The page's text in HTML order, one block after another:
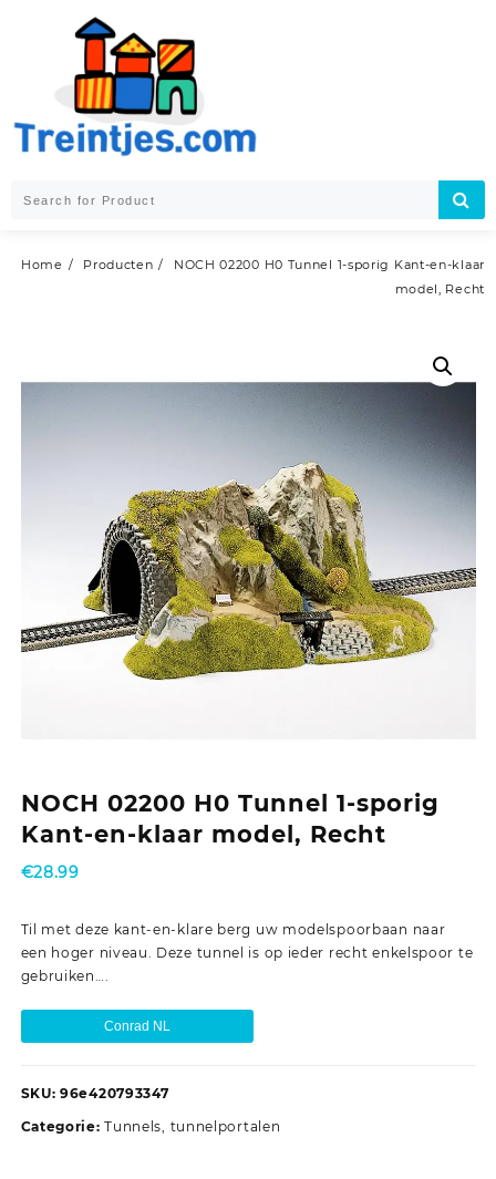
Home Producten
NOCH 02200 H0 Tunnel 1-sporig Kant-en-klaar
model, Recht
NOCH 02200 H0 Tunnel 1-sporig
Kant-en-klaar model, Recht
€28.99
Til met deze kant-en-klare berg uw modelspoorbaan naar
een hoger niveau. Deze tunnel is op ieder recht enkelspoor te
gebruiken….
Conrad NL
SKU: 96e420793347
Categorie:Tunnels, tunnelportalen